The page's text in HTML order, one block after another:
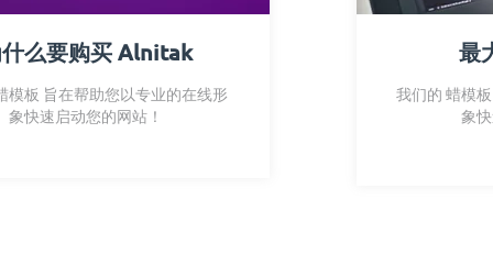
么要购买 Alnitak
模板 旨在帮助您以专业的在线形
象快速启动您的网站！
最
我们的 蜡模
象